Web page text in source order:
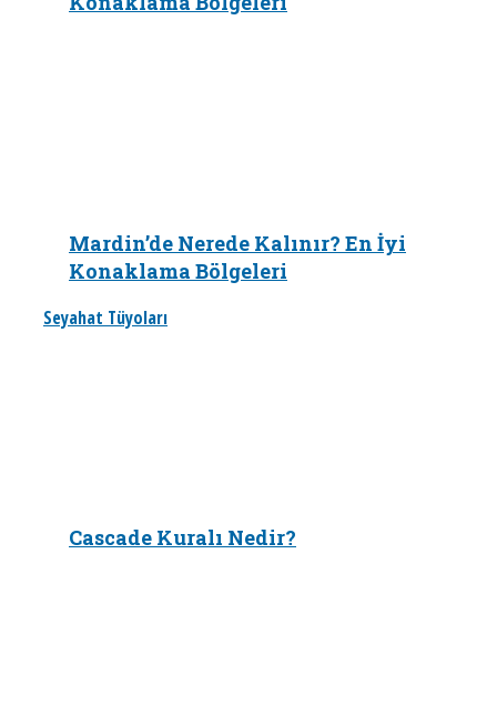
Mardin’de Nerede Kalınır? En İyi
Konaklama Bölgeleri
Seyahat Tüyoları
Cascade Kuralı Nedir?